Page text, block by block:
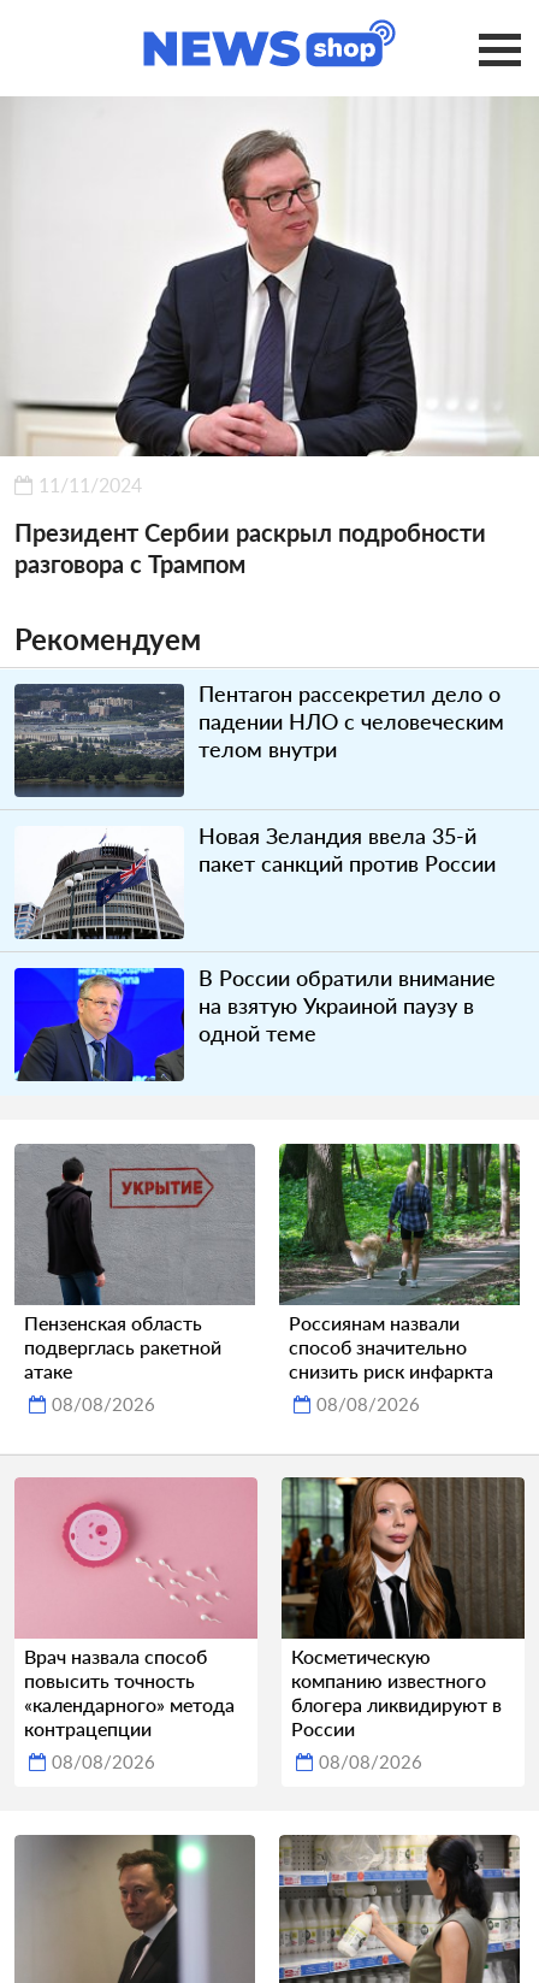
11/11/2024
Президент Сербии раскрыл подробности
разговора с Трампом
Рекомендуем
Пентагон рассекретил дело о
падении НЛО с человеческим
телом внутри
Новая Зеландия ввела 35-й
пакет санкций против России
В России обратили внимание
на взятую Украиной паузу в
одной теме
Пензенская область
подверглась ракетной
атаке
08/08/2026
Россиянам назвали
способ значительно
снизить риск инфаркта
08/08/2026
Врач назвала способ
повысить точность
«календарного» метода
контрацепции
08/08/2026
Косметическую
компанию известного
блогера ликвидируют в
России
08/08/2026